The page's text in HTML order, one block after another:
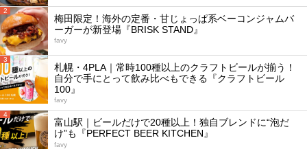
2
梅田限定！海外の定番・甘じょっぱ系ベーコンジャムバ
ーガーが新登場『BRISK STAND』
favy
3
札幌・4PLA｜常時100種以上のクラフトビールが揃う！
自分で手にとって飲み比べもできる『クラフトビール
100』
favy
4
富山駅｜ビールだけで20種以上！独自ブレンドに“泡だ
け”も『PERFECT BEER KITCHEN』
favy